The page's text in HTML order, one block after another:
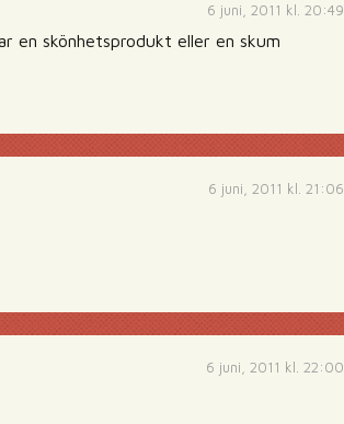
6 juni, 2011 kl. 20:49
skönhetsprodukt eller en skum
6 juni, 2011 kl. 21:06
6 juni, 2011 kl. 22:00